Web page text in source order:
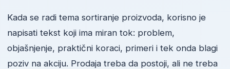
Kada se radi tema sortiranje proizvoda, korisno je
napisati tekst koji ima miran tok: problem,
objašnjenje, praktični koraci, primeri i tek onda blagi
poziv na akciju. Prodaja treba da postoji, ali ne treba